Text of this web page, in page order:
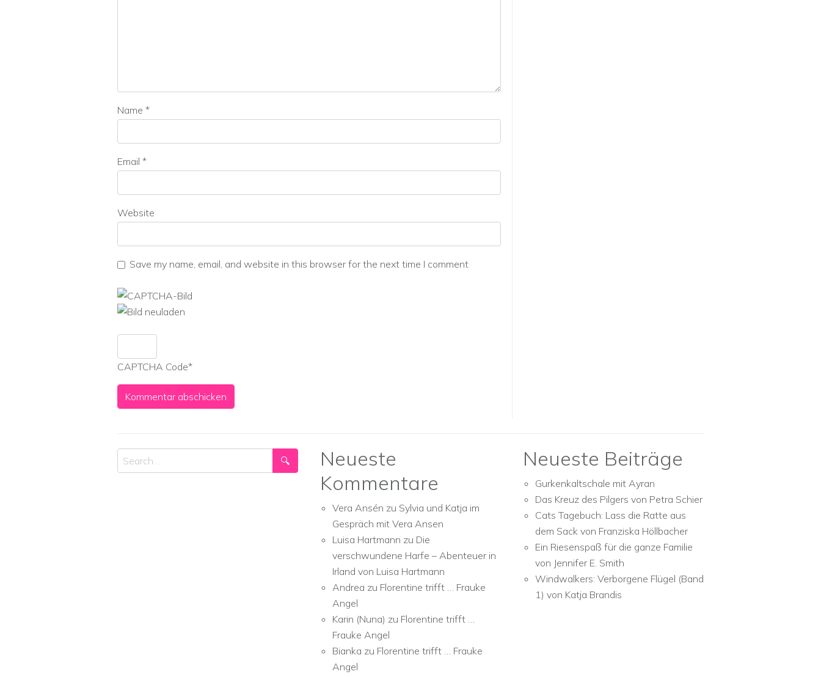
Name *
Email *
Website
Save my name, email, and website in this browser for the next time I comment
CAPTCHA Code*
Search
Neueste
Kommentare
Vera Ansén zu Sylvia und Katja im
Gespräch mit Vera Ansen
Luisa Hartmann zu Die
verschwundene Harfe – Abenteuer in
Irland von Luisa Hartmann
Andrea zu Florentine trifft … Frauke
Angel
Karin (Nuna) zu Florentine trifft …
Frauke Angel
Bianka zu Florentine trifft … Frauke
Angel
Neueste Beiträge
Gurkenkaltschale mit Ayran
Das Kreuz des Pilgers von Petra Schier
Cats Tagebuch: Lass die Ratte aus
dem Sack von Franziska Höllbacher
Ein Riesenspaß für die ganze Familie
von Jennifer E. Smith
Windwalkers: Verborgene Flügel (Band
1) von Katja Brandis